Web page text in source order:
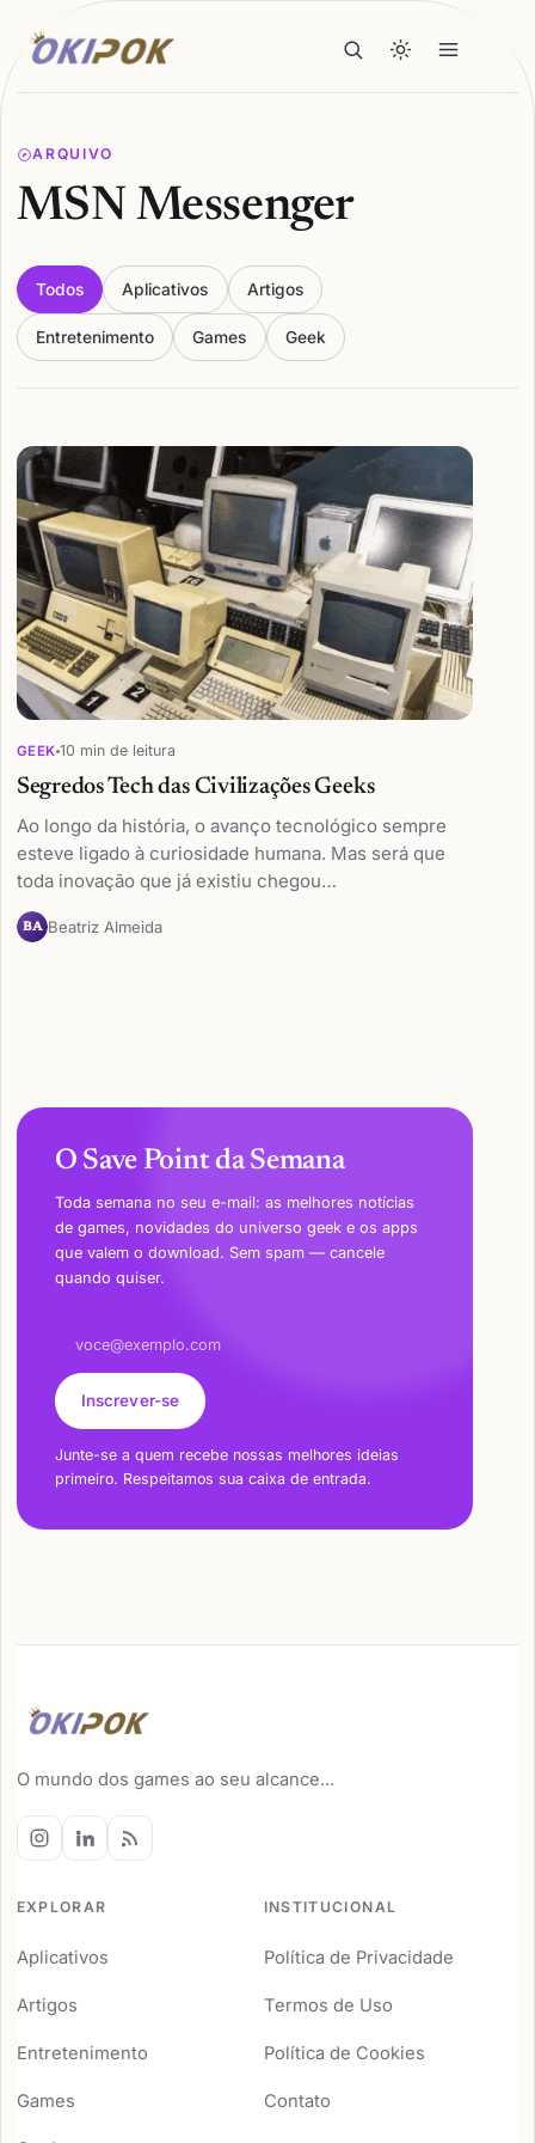
ARQUIVO
MSN Messenger
Todos Aplicativos Artigos
Entretenimento Games Geek
Articles
GEEK 10 min de leitura
Segredos Tech das Civilizações Geeks
Ao longo da história, o avanço tecnológico sempre
esteve ligado à curiosidade humana. Mas será que
toda inovação que já existiu chegou…
BA Beatriz Almeida
O Save Point da Semana
Toda semana no seu e-mail: as melhores notícias
de games, novidades do universo geek e os apps
que valem o download. Sem spam — cancele
quando quiser.
Inscrever-se
Junte-se a quem recebe nossas melhores ideias
primeiro. Respeitamos sua caixa de entrada.
O mundo dos games ao seu alcance...
EXPLORAR
Aplicativos
Artigos
Entretenimento
Games
INSTITUCIONAL
Política de Privacidade
Termos de Uso
Política de Cookies
Contato